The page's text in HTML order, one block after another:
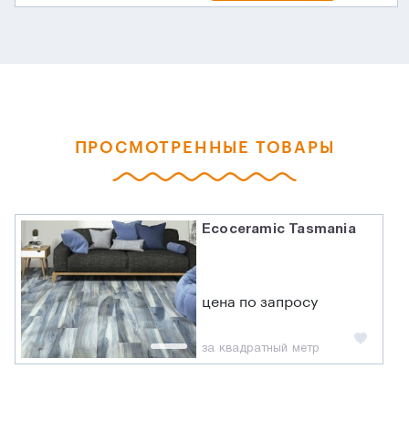
ПРОСМОТРЕННЫЕ ТОВАРЫ
Ecoceramic Tasmania
цена по запросу
за квадратный метр